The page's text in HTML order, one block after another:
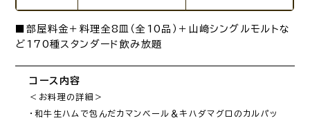
■部屋料金＋料理全8皿（全10品）＋山﨑シングルモルトな
ど170種スタンダード飲み放題
コース内容
＜お料理の詳細＞
・和牛生ハムで包んだカマンベール＆キハダマグロのカルパッ